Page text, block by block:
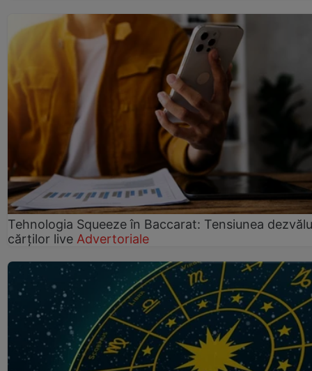
Tehnologia Squeeze în Baccarat: Tensiunea
cărților live Advertoriale